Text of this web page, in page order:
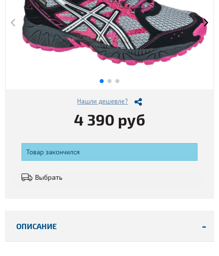
Нашли дешевле?
4 390 руб
Товар закончился
Выбрать
ОПИСАНИЕ